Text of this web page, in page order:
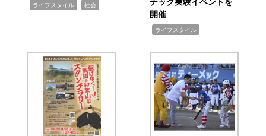
ライフスタイル 社会
開催
ライフスタイル